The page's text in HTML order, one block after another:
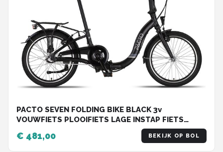
PACTO SEVEN FOLDING BIKE BLACK 3v
VOUWFIETS PLOOIFIETS LAGE INSTAP FIETS
€ 481,00 BEKIJK OP BOL